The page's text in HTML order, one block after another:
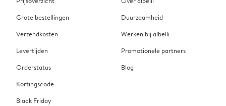
Grote bestellingen
Verzendkosten
Levertijden
Orderstatus
Kortingscode
Black Friday
Duurzaamheid
Werken bij albelli
Promotionele partners
Blog